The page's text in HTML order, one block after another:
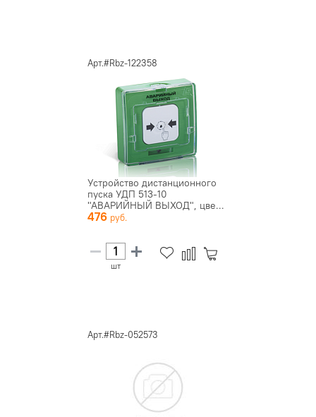
Арт.#Rbz-122358
Устройство дистанционного
пуска УДП 513-10
"АВАРИЙНЫЙ ВЫХОД", цве...
476
шт
Арт.#Rbz-052573